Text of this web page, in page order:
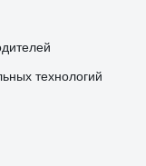
технологий